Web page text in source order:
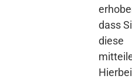
dass
diese